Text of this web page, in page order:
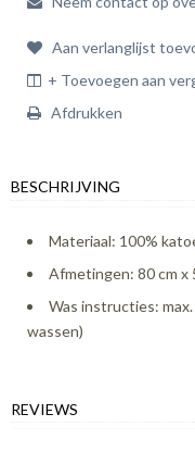
Aan verlanglijst
+ Toevoegen aan
Afdrukken
BESCHRIJVING
Materiaal: 100%
Afmetingen: 80 cm x
Was instructies:
wassen)
REVIEWS